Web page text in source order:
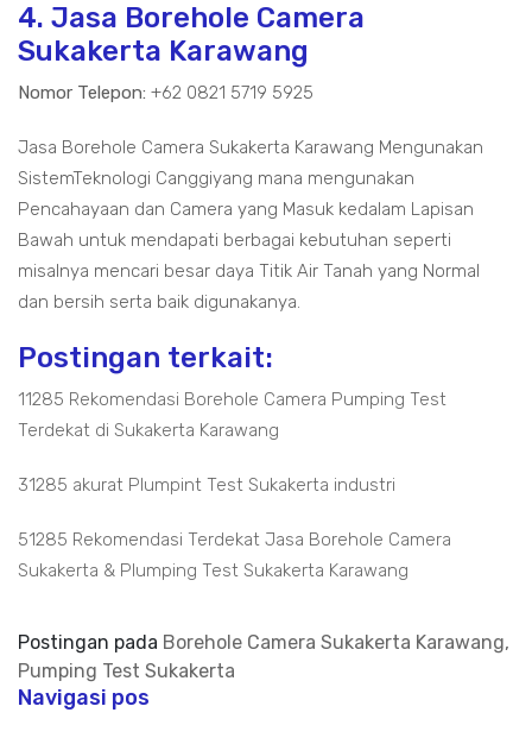
4. Jasa Borehole Camera
Sukakerta Karawang
Nomor Telepon: +62 0821 5719 5925
Jasa Borehole Camera Sukakerta Karawang Mengunakan
SistemTeknologi Canggiyang mana mengunakan
Pencahayaan dan Camera yang Masuk kedalam Lapisan
Bawah untuk mendapati berbagai kebutuhan seperti
misalnya mencari besar daya Titik Air Tanah yang Normal
dan bersih serta baik digunakanya.
Postingan terkait:
11285 Rekomendasi Borehole Camera Pumping Test
Terdekat di Sukakerta Karawang
31285 akurat Plumpint Test Sukakerta industri
51285 Rekomendasi Terdekat Jasa Borehole Camera
Sukakerta & Plumping Test Sukakerta Karawang
Postingan pada Borehole Camera Sukakerta Karawang,
Pumping Test Sukakerta
Navigasi pos